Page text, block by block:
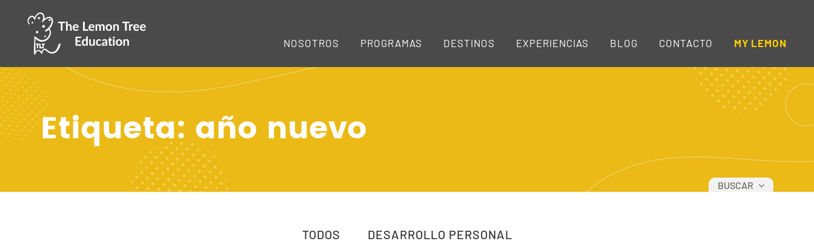
NOSOTROS PROGRAMAS DESTINOS EXPERIENCIAS BLOG CONTACTO MY LEMON
Etiqueta: año nuevo
BUSCAR
TODOS DESARROLLO PERSONAL